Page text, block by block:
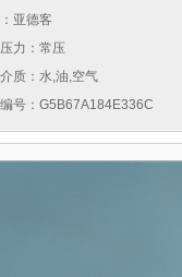
亚德客
力：常压
质：水,油,空气
号：G5B67A184E336C